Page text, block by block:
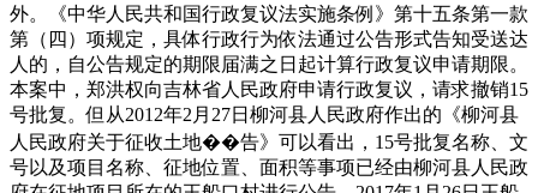
外。《中华人民共和国行政复议法实施条例》第十五条第一款
第（四）项规定，具体行政行为依法通过公告形式告知受送达
人的，自公告规定的期限届满之日起计算行政复议申请期限。
本案中，郑洪权向吉林省人民政府申请行政复议，请求撤销15
号批复。但从2012年2月27日柳河县人民政府作出的《柳河县
人民政府关于征收土地��告》可以看出，15号批复名称、文
号以及项目名称、征地位置、面积等事项已经由柳河县人民政